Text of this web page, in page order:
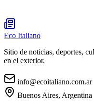
Eco Italiano
Sitio de noticias, deportes,
en el exterior.
info@ecoitaliano.com.ar
Buenos Aires, Argentina